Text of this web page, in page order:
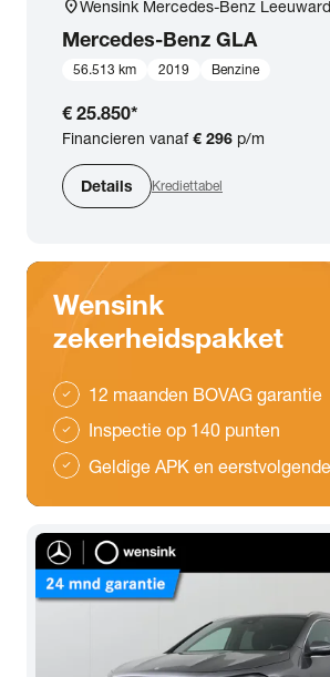
location_onWensink Mercedes-Benz
Mercedes-Benz GLA
56.513 km 2019 Benzine
€ 25.850*
Financieren vanaf€ 296 p/m
Details Krediettabel
Wensink
zekerheidspakket
check 12 maanden BOVAG garantie
check Inspectie op 140 punten
check Geldige APK en